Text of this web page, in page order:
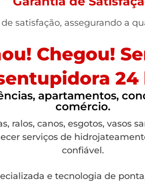
satisfação, assegurando a
Chegou!
24
apartamentos,
comércio.
ralos, canos, esgotos, vasos
serviços de
confiável.
e tecnologia de